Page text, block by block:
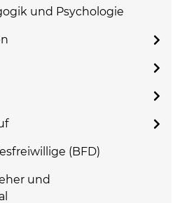
und Psychologie
(BFD)
und